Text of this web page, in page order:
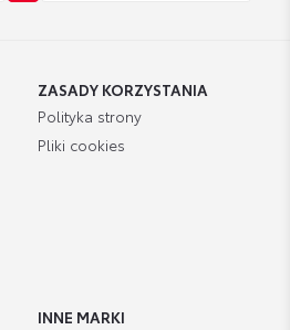
ZASADY KORZYSTANIA
Polityka strony
Pliki cookies
INNE MARKI